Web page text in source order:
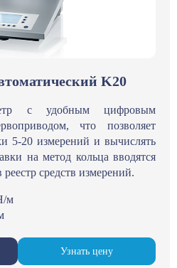
K20
с удобным цифровым
что позволяет
5-20 измерений и вычислять
на метод кольца вводятся
средств измерений.
м
Узнать цену